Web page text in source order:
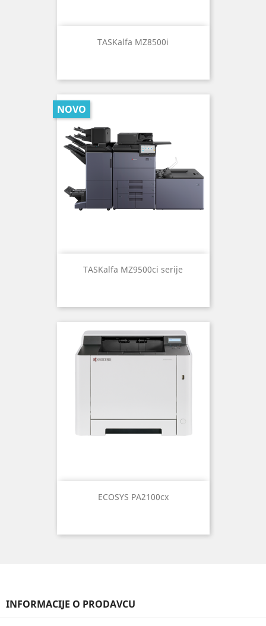
TASKalfa MZ8500i
TASKalfa MZ9500ci serije
NOVO
ECOSYS PA2100cx
INFORMACIJE O PRODAVCU